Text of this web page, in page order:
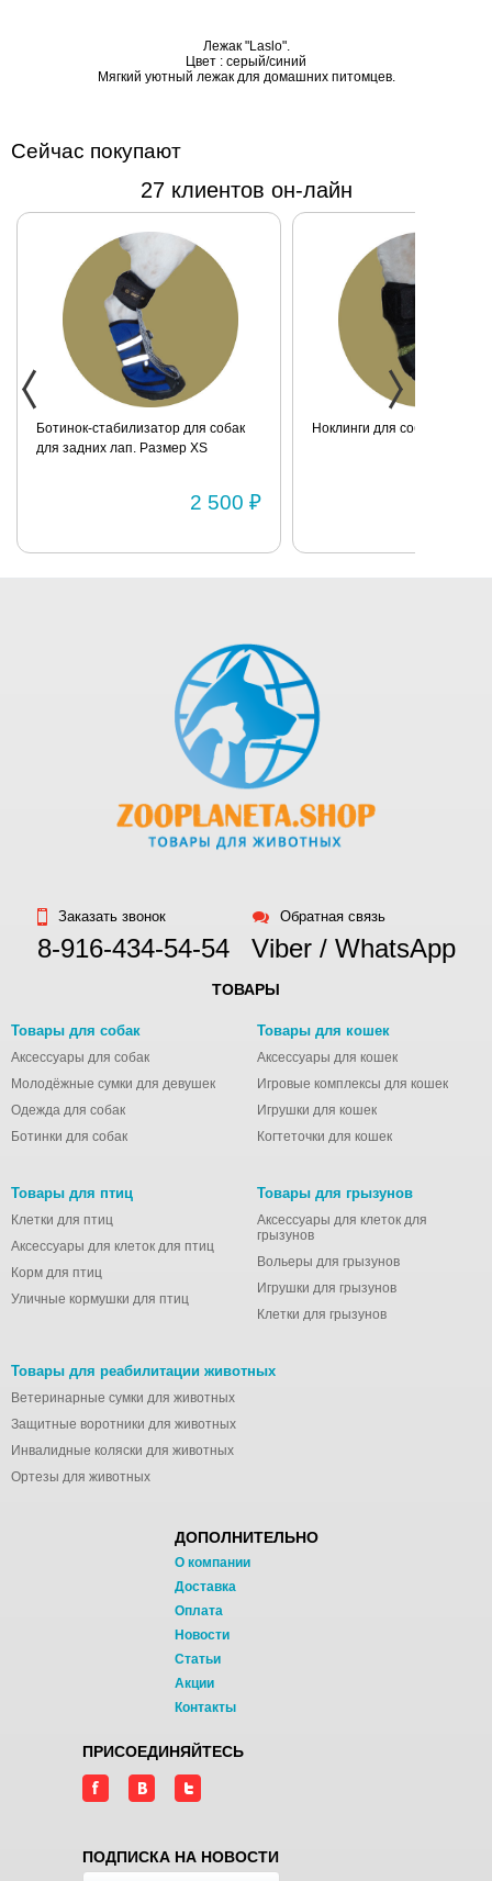
Лежак "Laslo".
Цвет : серый/синий
Мягкий уютный лежак для домашних питомцев.
Сейчас покупают
27 клиентов он-лайн
Ботинок-стабилизатор для собак
для задних лап. Размер XS
2 500 ₽
Ноклинги для собаки.
Заказать звонок
8-916-434-54-54
Обратная связь
Viber / WhatsApp
ТОВАРЫ
Товары для собак
Аксессуары для собак
Молодёжные сумки для девушек
Одежда для собак
Ботинки для собак
Товары для кошек
Аксессуары для кошек
Игровые комплексы для кошек
Игрушки для кошек
Когтеточки для кошек
Товары для птиц
Клетки для птиц
Аксессуары для клеток для птиц
Корм для птиц
Уличные кормушки для птиц
Товары для грызунов
Аксессуары для клеток для
грызунов
Вольеры для грызунов
Игрушки для грызунов
Клетки для грызунов
Товары для реабилитации животных
Ветеринарные сумки для животных
Защитные воротники для животных
Инвалидные коляски для животных
Ортезы для животных
ДОПОЛНИТЕЛЬНО
О компании
Доставка
Оплата
Новости
Статьи
Акции
Контакты
ПРИСОЕДИНЯЙТЕСЬ
ПОДПИСКА НА НОВОСТИ